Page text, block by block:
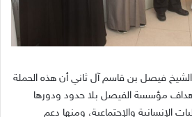
الشيخ فيصل بن قاسم آل ثاني أن هذه الحملة
أهداف مؤسسة الفيصل بلا حدود ودورها
الإنسانية والإجتماعية، ومنها دعم